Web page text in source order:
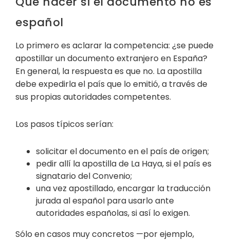
español
Lo primero es aclarar la competencia: ¿se puede
apostillar un documento extranjero en España?
En general, la respuesta es que no. La apostilla
debe expedirla el país que lo emitió, a través de
sus propias autoridades competentes.
Los pasos típicos serían:
solicitar el documento en el país de origen;
pedir allí la apostilla de La Haya, si el país es
signatario del Convenio;
una vez apostillado, encargar la traducción
jurada al español para usarlo ante
autoridades españolas, si así lo exigen.
Sólo en casos muy concretos —por ejemplo,